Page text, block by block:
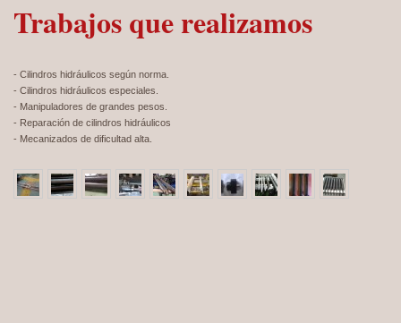
Trabajos que realizamos
- Cilindros hidráulicos según norma.
- Cilindros hidráulicos especiales.
- Manipuladores de grandes pesos.
- Reparación de cilindros hidráulicos
- Mecanizados de dificultad alta.